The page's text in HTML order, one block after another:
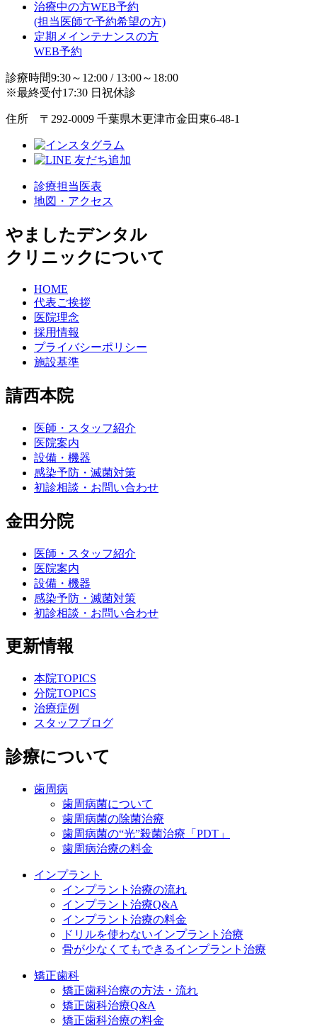
治療中の方WEB予約
(担当医師で予約希望の方)
定期メインテナンスの方
WEB予約
診療時間9:30～12:00 / 13:00～18:00
※最終受付17:30 日祝休診
住所 〒292-0009 千葉県木更津市金田東6-48-1
診療担当医表
地図・アクセス
やましたデンタル
クリニックについて
HOME
代表ご挨拶
医院理念
採用情報
プライバシーポリシー
施設基準
請西本院
医師・スタッフ紹介
医院案内
設備・機器
感染予防・滅菌対策
初診相談・お問い合わせ
金田分院
医師・スタッフ紹介
医院案内
設備・機器
感染予防・滅菌対策
初診相談・お問い合わせ
更新情報
本院TOPICS
分院TOPICS
治療症例
スタッフブログ
診療について
歯周病
歯周病菌について
歯周病菌の除菌治療
歯周病菌の“光”殺菌治療「PDT」
歯周病治療の料金
インプラント
インプラント治療の流れ
インプラント治療Q&A
インプラント治療の料金
ドリルを使わないインプラント治療
骨が少なくてもできるインプラント治療
矯正歯科
矯正歯科治療の方法・流れ
矯正歯科治療Q&A
矯正歯科治療の料金